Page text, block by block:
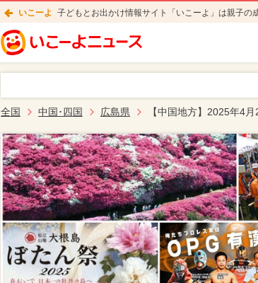
いこーよ 子どもとお出かけ情報サイト「いこーよ」は親子の
全国 中国･四国 広島県 【中国地方】2025年4